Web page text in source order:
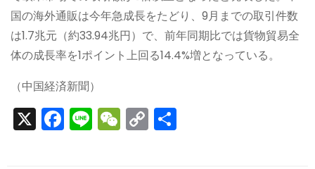
国の海外通販は今年急成長をたどり、9月までの取引件数
は1.7兆元（約33.94兆円）で、前年同期比では貨物貿易全
体の成長率を1ポイント上回る14.4%増となっている。
（中国経済新聞）
X F
a
Li
n
W
e
C
o